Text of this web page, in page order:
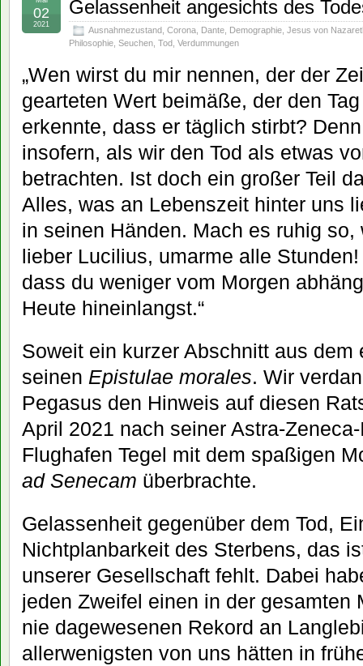
Gelassenheit angesichts des
Ausnahmezustand Corona Dante Demographie Jesus von
Philosophie Seuchen Tod Verdummungen
02
2021
„Wen wirst du mir nennen, der der
gearteten Wert beimäße, der den
erkennte, dass er täglich stirbt?
insofern, als wir den Tod als etwas
betrachten. Ist doch ein großer Teil
Alles, was an Lebenszeit hinter uns
in seinen Händen. Mach es ruhig
lieber Lucilius, umarme alle
dass du weniger vom Morgen
Heute hineinlangst.“
Soweit ein kurzer Abschnitt aus
seinen Epistulae morales. Wir
Pegasus den Hinweis auf diesen
April 2021 nach seiner Astra-
Flughafen Tegel mit dem spaßigen
ad Senecam überbrachte.
Gelassenheit gegenüber dem Tod,
Nichtplanbarkeit des Sterbens, das
unserer Gesellschaft fehlt. Dabei
jeden Zweifel einen in der gesamten
nie dagewesenen Rekord an
allerwenigsten von uns hätten in